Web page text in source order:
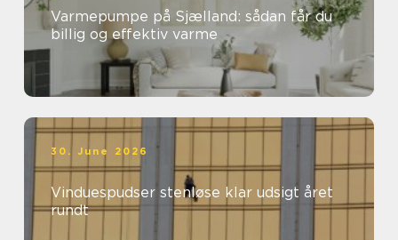
Varmepumpe på Sjælland: sådan får du
billig og effektiv varme
30. June 2026
Vinduespudser stenløse klar udsigt året
rundt